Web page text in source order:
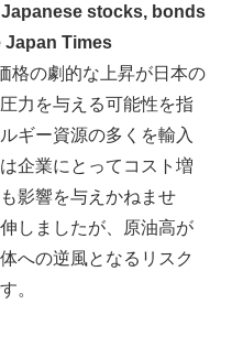
stocks, bonds
Times
格の劇的な上昇が日本の
力を与える可能性を指
ギー資源の多くを輸入
企業にとってコスト増
影響を与えかねませ
しましたが、原油高が
への逆風となるリスク
。